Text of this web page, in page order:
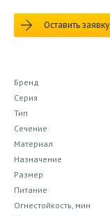
Оставить заявку
Бренд
Серия
Тип
Сечение
Материал
Назначение
Размер
Питание
Огнестойкость, мин